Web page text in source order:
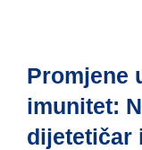
Promjene
imunitet:
dijetetičar